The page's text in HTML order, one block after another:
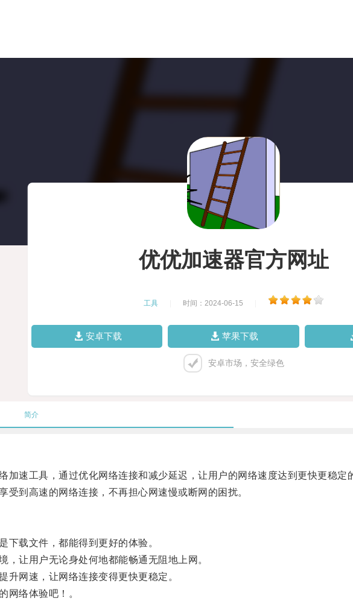
优优加速器官方网址
工具 时间：2024-06-15
安卓下载 苹果下载
安卓市场，安全绿色
简介
速工具，通过优化网络连接和减少延迟，让用户的网络速度达到更快更稳定
到高速的网络连接，不再担心网速慢或断网的困扰。
载文件，都能得到更好的体验。
让用户无论身处何地都能畅通无阻地上网。
网速，让网络连接变得更快更稳定。
络体验吧！。